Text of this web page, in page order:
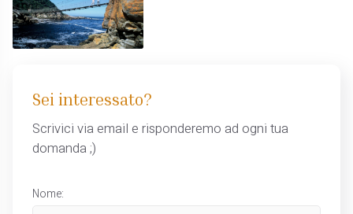
Sei interessato?
Scrivici via email e risponderemo ad ogni tua
domanda ;)
Nome: